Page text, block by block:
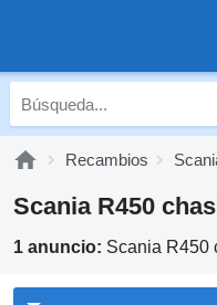
Recambios
Scania R450
1 anuncio: Scania R450